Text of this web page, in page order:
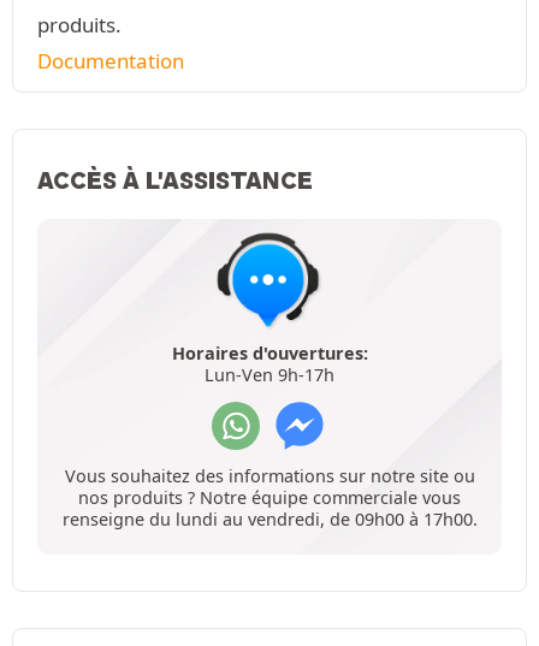
produits.
Documentation
ACCÈS À L'ASSISTANCE
Horaires d'ouvertures:
Lun-Ven 9h-17h
Vous souhaitez des informations sur notre site ou
nos produits ? Notre équipe commerciale vous
renseigne du lundi au vendredi, de 09h00 à 17h00.